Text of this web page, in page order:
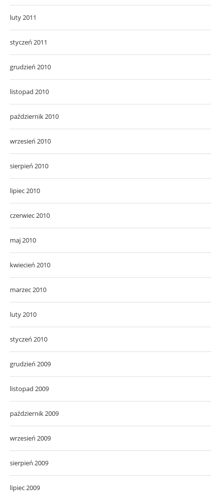
luty 2011
styczeń 2011
grudzień 2010
listopad 2010
październik 2010
wrzesień 2010
sierpień 2010
lipiec 2010
czerwiec 2010
maj 2010
kwiecień 2010
marzec 2010
luty 2010
styczeń 2010
grudzień 2009
listopad 2009
październik 2009
wrzesień 2009
sierpień 2009
lipiec 2009